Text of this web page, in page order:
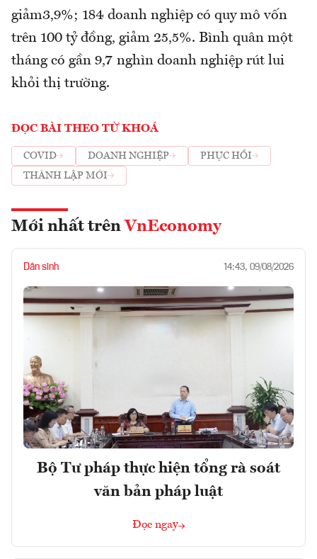
giảm3,9%; 184 doanh nghiệp có quy mô vốn
trên 100 tỷ đồng, giảm 25,5%. Bình quân một
tháng có gần 9,7 nghìn doanh nghiệp rút lui
khỏi thị trường.
ĐỌC BÀI THEO TỪ KHOÁ
COVID DOANH NGHIỆP
PHỤC HỒI
THÀNH LẬP MỚI
Mới nhất trên VnEconomy
Dân sinh 14:43, 09/08/2026
Bộ Tư pháp thực hiện tổng rà soát
văn bản pháp luật
Đọc ngay